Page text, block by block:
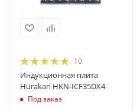
10
Индукционная плита
Hurakan HKN-ICF35DX4
Под заказ